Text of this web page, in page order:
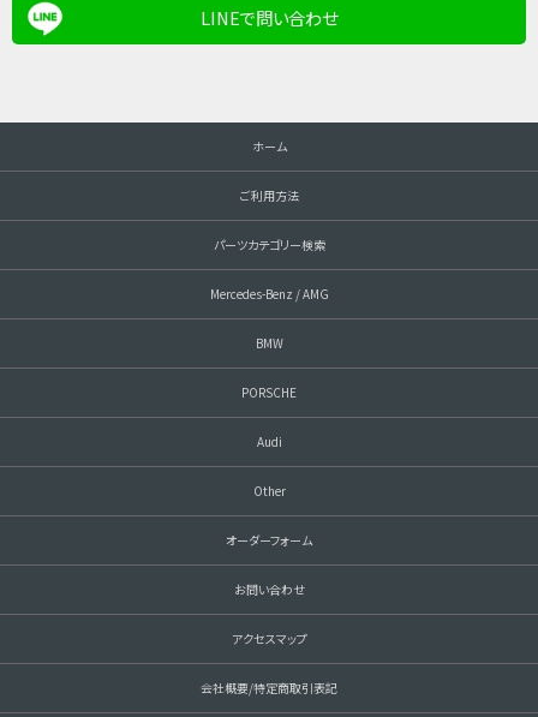
LINEで問い合わせ
ホーム
ご利用方法
パーツカテゴリー検索
Mercedes-Benz / AMG
BMW
PORSCHE
Audi
Other
オーダーフォーム
お問い合わせ
アクセスマップ
会社概要/特定商取引表記